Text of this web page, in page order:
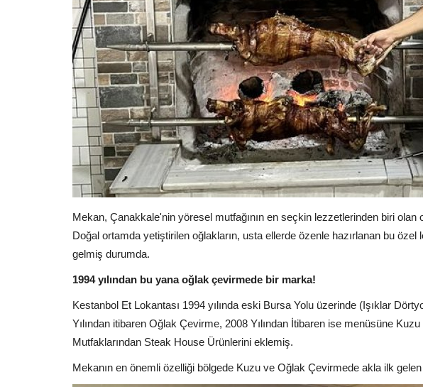
Mekan, Çanakkale'nin yöresel mutfağının en seçkin lezzetlerinden biri olan
Doğal ortamda yetiştirilen oğlakların, usta ellerde özenle hazırlanan bu
gelmiş durumda.
1994 yılından bu yana oğlak çevirmede bir marka!
Kestanbol Et Lokantası 1994 yılında eski Bursa Yolu üzerinde (Işıklar
Yılından itibaren Oğlak Çevirme, 2008 Yılından İtibaren ise menüsüne
Mutfaklarından Steak House Ürünlerini eklemiş.
Mekanın en önemli özelliği bölgede Kuzu ve Oğlak Çevirmede akla ilk